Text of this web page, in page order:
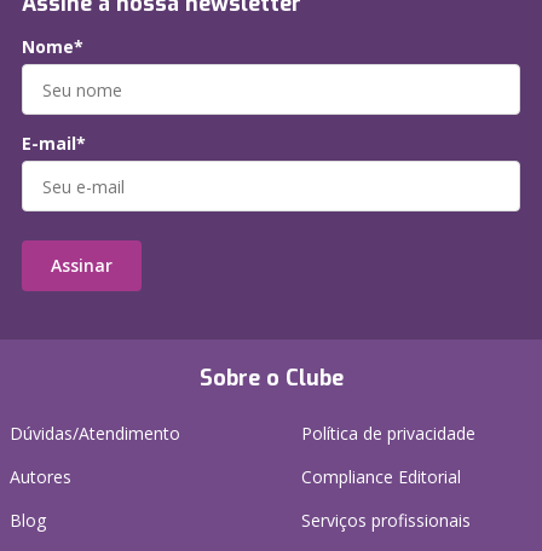
Sobre o Clube
Dúvidas/Atendimento
Autores
Blog
Política de privacidade
Compliance Editorial
Serviços profissionais
Nome*
E-mail*
Assinar